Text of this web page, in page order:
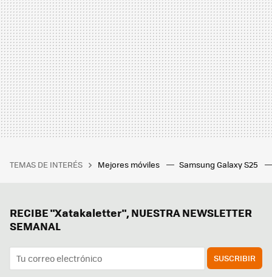
TEMAS DE INTERÉS Mejores móviles Samsung Galaxy S25
RECIBE "Xatakaletter", NUESTRA NEWSLETTER
SEMANAL
SUSCRIBIR